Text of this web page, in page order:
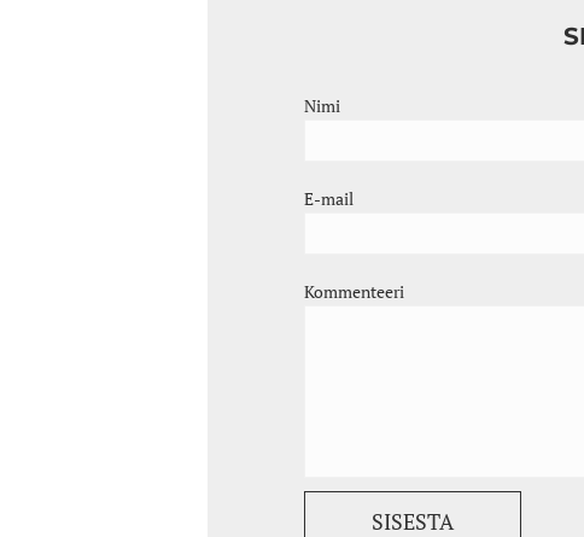
Nimi
E-mail
Kommenteeri